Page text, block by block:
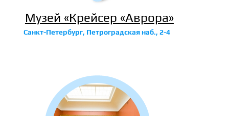
Музей «Крейсер «Аврора»
Санкт-Петербург, Петроградская наб., 2-4